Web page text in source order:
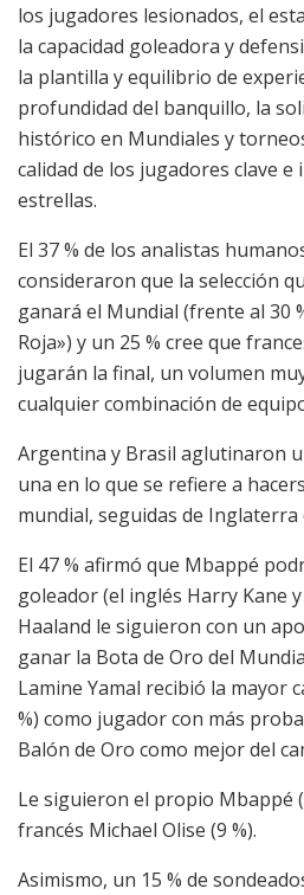
los jugadores lesionados, el
la capacidad goleadora y
la plantilla y equilibrio de
profundidad del banquillo, la
histórico en Mundiales y
calidad de los jugadores clave e
estrellas.
El 37 % de los analistas
consideraron que la selección
ganará el Mundial (frente al 30
Roja») y un 25 % cree que
jugarán la final, un volumen
cualquier combinación de
Argentina y Brasil aglutinaron
una en lo que se refiere a
mundial, seguidas de Inglaterra
El 47 % afirmó que Mbappé
goleador (el inglés Harry Kane
Haaland le siguieron con un
ganar la Bota de Oro del
Lamine Yamal recibió la mayor
%) como jugador con más
Balón de Oro como mejor del
Le siguieron el propio Mbappé
francés Michael Olise (9 %).
Asimismo, un 15 % de